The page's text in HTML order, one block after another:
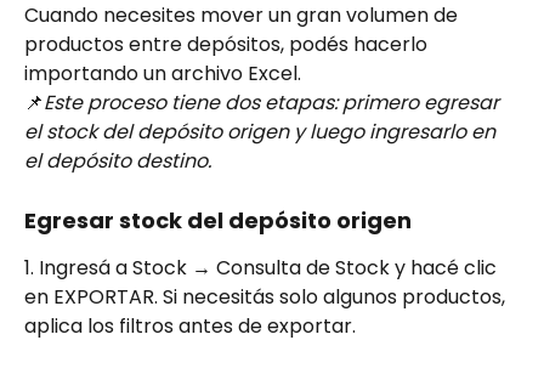
Cuando necesites mover un gran volumen de
productos entre depósitos, podés hacerlo
importando un archivo Excel.
📌Este proceso tiene dos etapas: primero egresar
el stock del depósito origen y luego ingresarlo en
el depósito destino.
Egresar stock del depósito origen
1. Ingresá a Stock → Consulta de Stock y hacé clic
en EXPORTAR. Si necesitás solo algunos productos,
aplica los filtros antes de exportar.